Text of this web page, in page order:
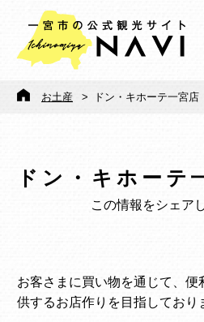
お土産 > ドン・キホーテ一宮店
ドン・キホーテ
この情報をシェア
お客さまに買い物を通じて、便
供するお店作りを目指しており